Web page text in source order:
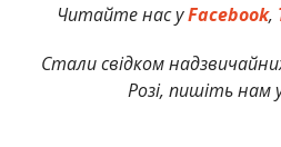
Читайте нас уFacebook,
Стали свідком
Розі, пишіть нам